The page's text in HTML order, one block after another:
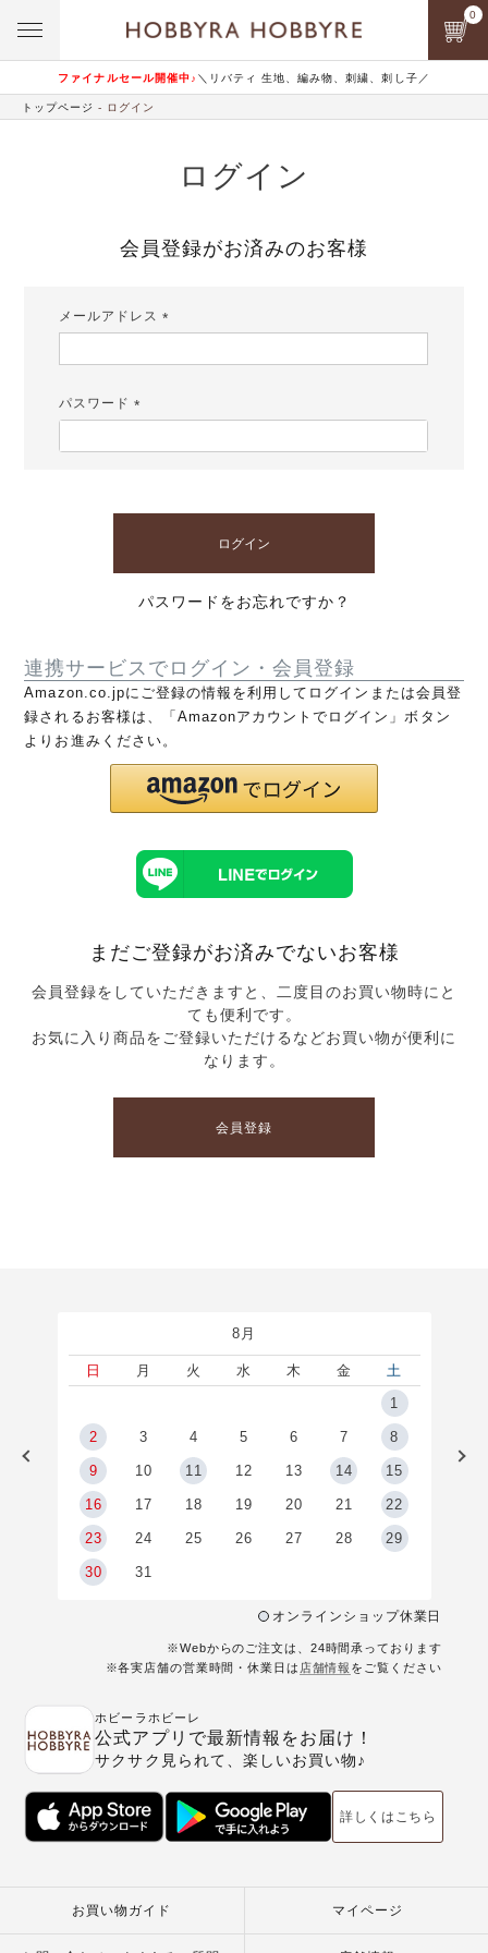
ファイナルセール開催中♪ ＼リバティ 生地、編み物、刺繍、刺し子／
0
トップページ ログイン
ログイン
会員登録がお済みのお客様
メールアドレス
パスワード
ログイン
パスワードをお忘れですか？
連携サービスでログイン・会員登録
Amazon.co.jpにご登録の情報を利用してログインまたは会員登
録されるお客様は、「Amazonアカウントでログイン」ボタン
よりお進みください。
まだご登録がお済みでないお客様
会員登録をしていただきますと、二度目のお買い物時にと
ても便利です。
お気に入り商品をご登録いただけるなどお買い物が便利に
なります。
会員登録
8月
日 月 火 水 木 金
土
1
2 3 4 5 6 7 8
9 10 11 12 13 14 15
16 17 18 19 20 21 22
23 24 25 26 27 28 29
30 31
オンラインショップ休業日
※Webからのご注文は、24時間承っております
※各実店舗の営業時間・休業日は 店舗情報 をご覧ください
ホビーラホビーレ
公式アプリで最新情報をお届け！
サクサク見られて、楽しいお買い物♪
詳しくはこちら
お買い物ガイド マイページ